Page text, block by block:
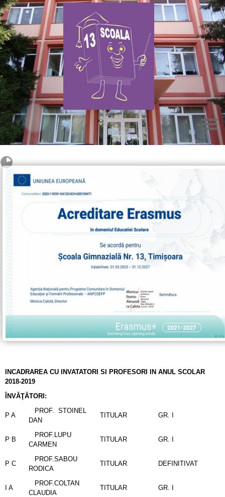
INCADRAREA CU INVATATORI SI PROFESORI IN ANUL SCOLAR
2018-2019
ÎNVĂŢĂTORI:
P A
PROF. STOINEL
DAN
TITULAR GR. I
P B
PROF.LUPU
CARMEN
TITULAR GR. I
P C
PROF.SABOU
RODICA
TITULAR DEFINITIVAT
I A
PROF.COLTAN
CLAUDIA
TITULAR GR. I